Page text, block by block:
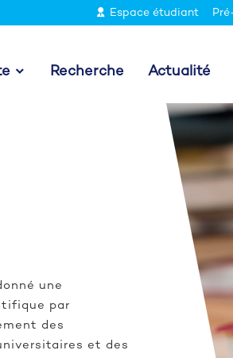
Espace étudiant
Recherche Actualité
une
par
des
et des